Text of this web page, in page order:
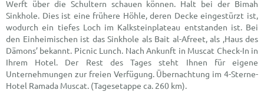
Werft über die Schultern schauen können. Halt bei der Bimah
Sinkhole. Dies ist eine frühere Höhle, deren Decke eingestürzt ist,
wodurch ein tiefes Loch im Kalksteinplateau entstanden ist. Bei
den Einheimischen ist das Sinkhole als Bait al-Afreet, als ‚Haus des
Dämons’ bekannt. Picnic Lunch. Nach Ankunft in Muscat Check-In in
Ihrem Hotel. Der Rest des Tages steht Ihnen für eigene
Unternehmungen zur freien Verfügung. Übernachtung im 4-Sterne-
Hotel Ramada Muscat. (Tagesetappe ca. 260 km).